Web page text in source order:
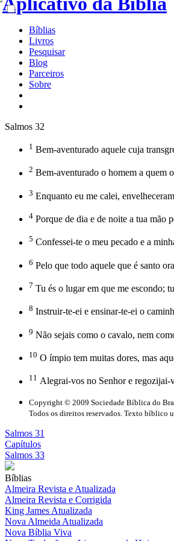
Bíblias
Livros
Pesquisar
Blog
Parceiros
Sobre
Salmos 32
1 Bem-aventurado aquele cuja
2 Bem-aventurado o homem a quem
3 Enquanto eu me calei,
4 Porque de dia e de noite a tua mão
5 Confessei-te o meu pecado e a
6 Pelo que todo aquele que é santo
7 Tu és o lugar em que me escondo;
8 Instruir-te-ei e ensinar-te-ei o
9 Não sejais como o cavalo, nem
10 O ímpio tem muitas dores, mas
11 Alegrai-vos no Senhor e regozijai-
Copyright © 2009 Sociedade Bíblica do
Todos os direitos reservados. Texto bíblico
Salmos 31
Capítulos
Salmos 33
Bíblias
Almeira Revista e Atualizada
Almeira Revista e Corrigida
King James Atualizada
Nova Almeida Atualizada
Nova Bíblia Viva